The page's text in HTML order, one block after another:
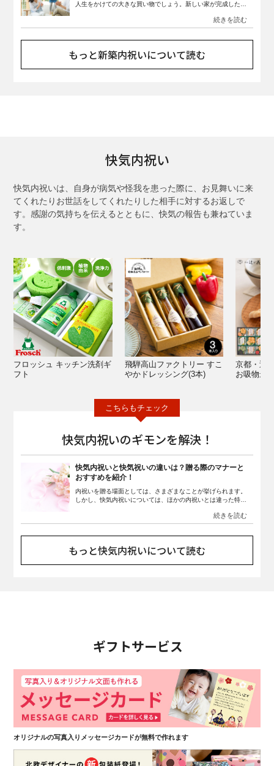
人生をかけての大きな買い物でしょう。新しい家が完成した
ら新築祝いをもらうでしょう。新居への引越しが完了し、落ち
着いたら、お祝いをくれた人へのお返しを考えなければいけま
せん。新築内祝いで何を贈ればいいのか、のしや基本的なマナ
んでいる人に、おしゃれなお返しの渡し方を提案します。いざ
もっと新築内祝いについて読む
快気内祝い
快気内祝いは、自身が病気や怪我を患った際に、お見舞いに来
てくれたりお世話をしてくれたりした相手に対するお返しで
す。感謝の気持ちを伝えるとともに、快気の報告も兼ねていま
す。
フロッシュ キッチン洗剤ギ
フト
飛騨高山ファクトリー すこ
やかドレッシング(3本)
京都・辻
お吸物最
快気内祝いのギモンを解決！
快気内祝いと快気祝いの違いは？贈る際のマナーと
おすすめを紹介！
内祝いを贈る場面としては、さまざまなことが挙げられます。
しかし、快気内祝いについては、ほかの内祝いとは違った特徴
いて押さえたうえで、商品を選ぶときに役立てましょう。この
記事では、快気内祝いと快気祝いの違いについて解説し、贈る
際のマナーやおすすめ商品も紹介していきます。
もっと快気内祝いについて読む
ギフトサービス
オリジナルの写真入りメッセージカードが無料で作れます